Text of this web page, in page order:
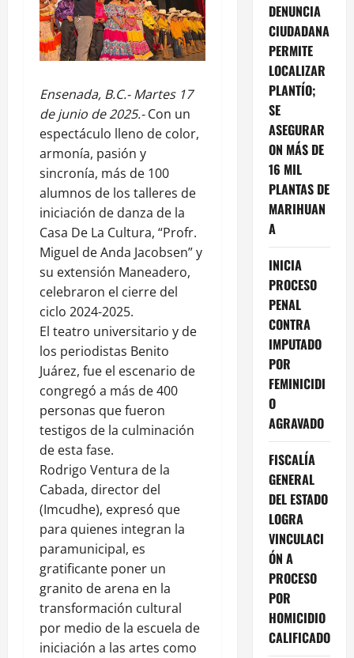
Ensenada, B.C.- Martes 17
de junio de 2025.-Con un
espectáculo lleno de color,
armonía, pasión y
sincronía, más de 100
alumnos de los talleres de
iniciación de danza de la
Casa De La Cultura, “Profr.
Miguel de Anda Jacobsen” y
su extensión Maneadero,
celebraron el cierre del
ciclo 2024-2025.
El teatro universitario y de
los periodistas Benito
Juárez, fue el escenario de
congregó a más de 400
personas que fueron
testigos de la culminación
de esta fase.
Rodrigo Ventura de la
Cabada, director del
(Imcudhe), expresó que
para quienes integran la
paramunicipal, es
gratificante poner un
granito de arena en la
transformación cultural
por medio de la escuela de
iniciación a las artes como
DENUNCIA
CIUDADANA
PERMITE
LOCALIZAR
PLANTÍO;
SE
ASEGURAR
ON MÁS DE
16 MIL
PLANTAS DE
MARIHUAN
A
INICIA
PROCESO
PENAL
CONTRA
IMPUTADO
POR
FEMINICIDI
O
AGRAVADO
FISCALÍA
GENERAL
DEL ESTADO
LOGRA
VINCULACI
ÓN A
PROCESO
POR
HOMICIDIO
CALIFICADO